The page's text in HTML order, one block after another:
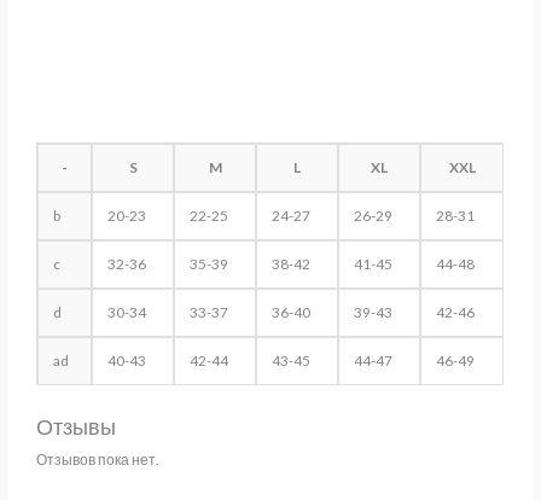
- S M L XL XXL
b 20-23 22-25 24-27 26-29 28-31
c 32-36 35-39 38-42 41-45 44-48
d 30-34 33-37 36-40 39-43 42-46
ad 40-43 42-44 43-45 44-47 46-49
Отзывы
Отзывов пока нет.